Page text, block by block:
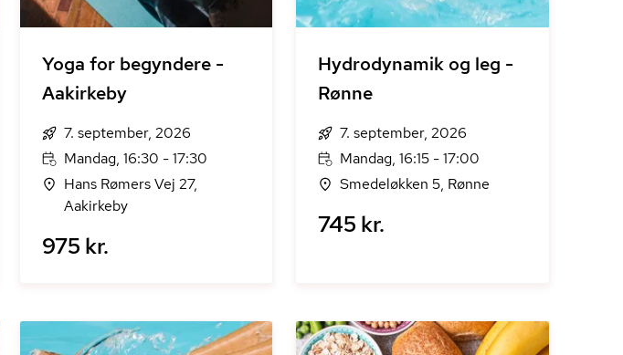
Yoga for begyndere -
Aakirkeby
7. september, 2026
Mandag, 16:30 - 17:30
Hans Rømers Vej 27,
Aakirkeby
975 kr.
Hydrodynamik og leg -
Rønne
7. september, 2026
Mandag, 16:15 - 17:00
Smedeløkken 5, Rønne
745 kr.